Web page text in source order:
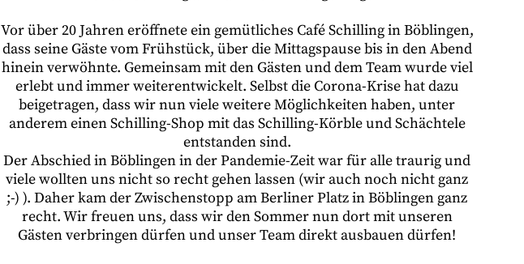
Vor über 20 Jahren eröffnete ein gemütliches Café Schilling in Böblingen,
dass seine Gäste vom Frühstück, über die Mittagspause bis in den Abend
hinein verwöhnte. Gemeinsam mit den Gästen und dem Team wurde viel
erlebt und immer weiterentwickelt. Selbst die Corona-Krise hat dazu
beigetragen, dass wir nun viele weitere Möglichkeiten haben, unter
anderem einen Schilling-Shop mit das Schilling-Körble und Schächtele
entstanden sind.
Der Abschied in Böblingen in der Pandemie-Zeit war für alle traurig und
viele wollten uns nicht so recht gehen lassen (wir auch noch nicht ganz
;-) ). Daher kam der Zwischenstopp am Berliner Platz in Böblingen ganz
recht. Wir freuen uns, dass wir den Sommer nun dort mit unseren
Gästen verbringen dürfen und unser Team direkt ausbauen dürfen!